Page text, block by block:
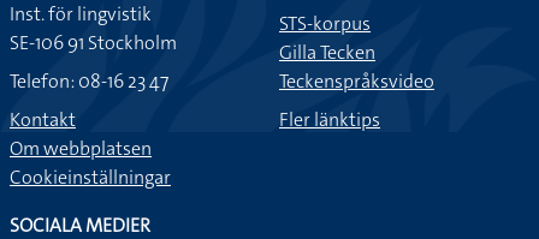
Inst. för lingvistik
SE-106 91 Stockholm
Telefon: 08-16 23 47
Kontakt
Om webbplatsen
Cookieinställningar
STS-korpus
Gilla Tecken
Teckenspråksvideo
Fler länktips
SOCIALA MEDIER